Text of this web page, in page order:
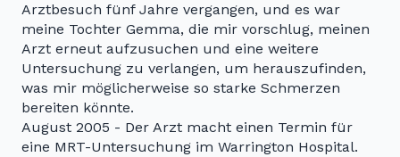
Arztbesuch fünf Jahre vergangen, und es war
meine Tochter Gemma, die mir vorschlug, meinen
Arzt erneut aufzusuchen und eine weitere
Untersuchung zu verlangen, um herauszufinden,
was mir möglicherweise so starke Schmerzen
bereiten könnte.
August 2005 - Der Arzt macht einen Termin für
eine MRT-Untersuchung im Warrington Hospital.